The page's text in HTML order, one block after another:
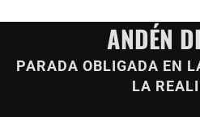
ANDÉN
PARADA OBLIGADA EN
LA